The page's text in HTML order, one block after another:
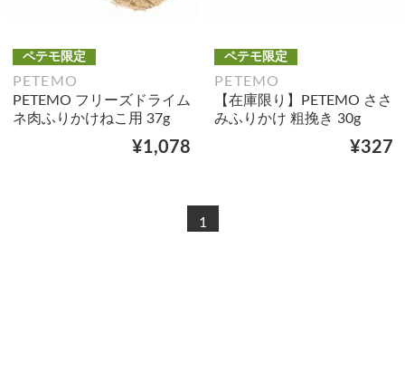
ペテモ限定
PETEMO
PETEMO フリーズドライム
ネ肉ふりかけねこ用 37g
¥1,078
ペテモ限定
PETEMO
【在庫限り】PETEMO ささ
みふりかけ 粗挽き 30g
¥327
1